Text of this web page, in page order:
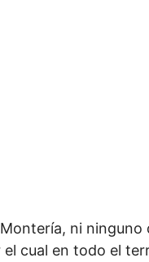
ni
cual en todo el